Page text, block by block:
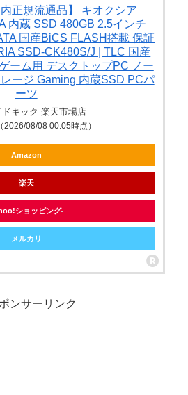
内正規流通品】 キオクシア
内蔵 SSD 480GB 2.5インチ
国産BiCS FLASH搭載 保証
SSD-CK480S/J | TLC 国産
ーム用 デスクトップPC ノー
ージ Gaming 内蔵SSD PCパ
ーツ
ドキック 楽天市場店
2026/08/08 00:05時点）
Amazon
楽天
ショッピング
メルカリ
ンサーリンク